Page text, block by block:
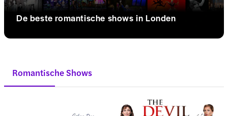
De beste romantische shows in Londen
Romantische Shows